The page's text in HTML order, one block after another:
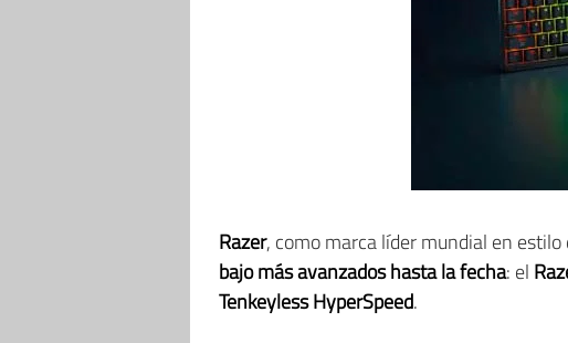
Razer, como marca líder mundial en
bajo más avanzados hasta la fecha: el
Tenkeyless HyperSpeed.